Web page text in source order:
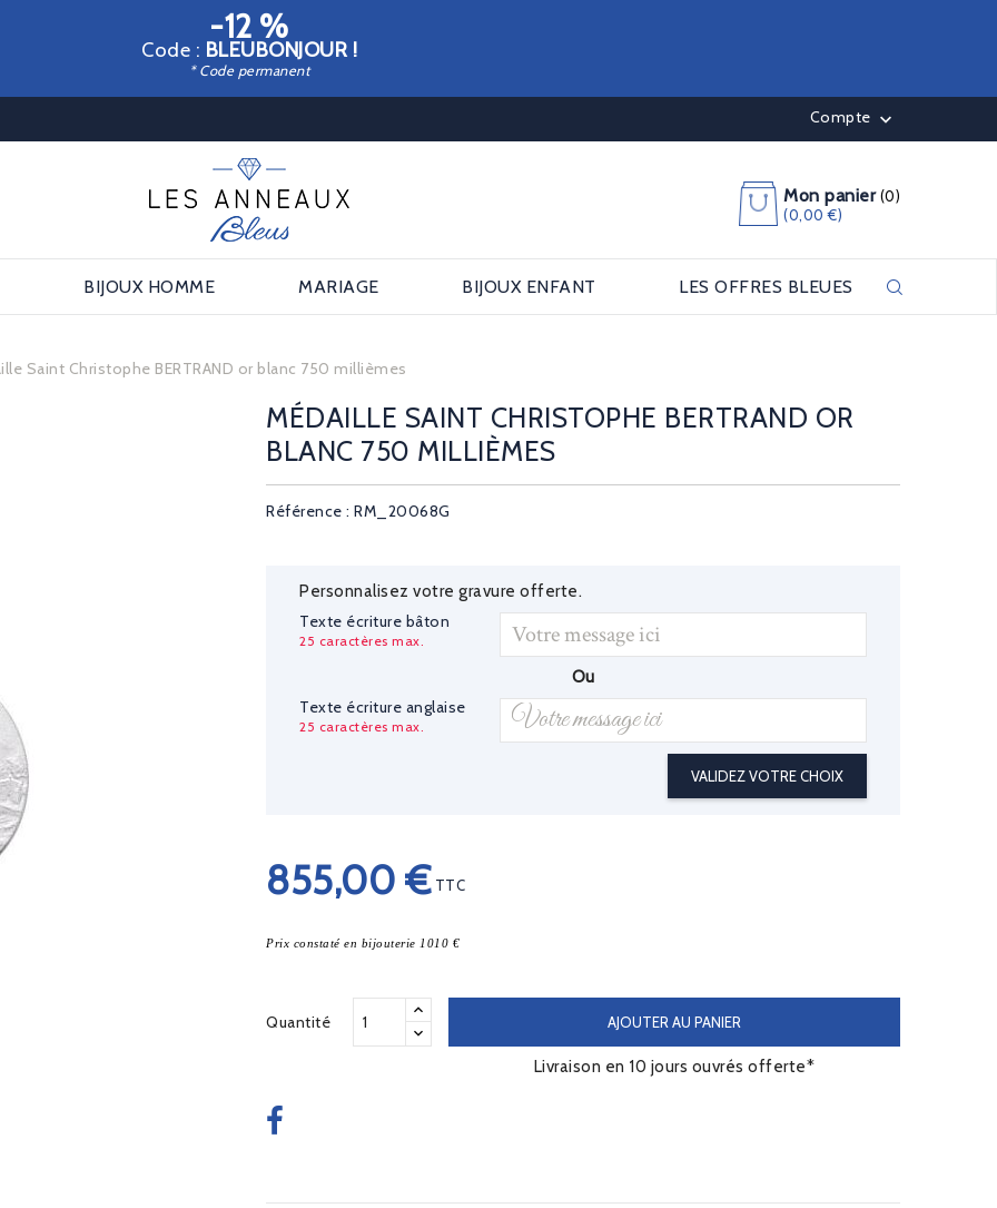
-12 %
Code : BLEUBONJOUR !
* Code permanent
Compte 
Mon panier (0)
(0,00 €)
BIJOUX HOMME MARIAGE BIJOUX ENFANT LES OFFRES BLEUES
Saint Christophe BERTRAND or blanc 750 millièmes
MÉDAILLE SAINT CHRISTOPHE BERTRAND OR
BLANC 750 MILLIÈMES
Référence : RM_20068G
Personnalisez votre gravure offerte.
Texte écriture bâton
25 caractères max.
Ou
Texte écriture anglaise
25 caractères max.
VALIDEZ VOTRE CHOIX
855,00 € TTC
Prix constaté en bijouterie 1010 €
Quantité AJOUTER AU PANIER
Livraison en 10 jours ouvrés offerte*